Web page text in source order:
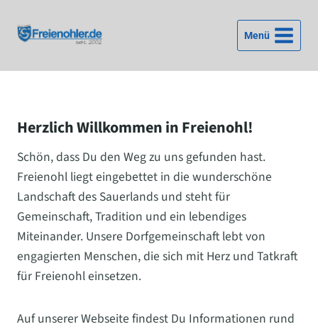
Inhalt
springen
Menü
Herzlich Willkommen in Freienohl!
Schön, dass Du den Weg zu uns gefunden hast.
Freienohl liegt eingebettet in die wunderschöne
Landschaft des Sauerlands und steht für
Gemeinschaft, Tradition und ein lebendiges
Miteinander. Unsere Dorfgemeinschaft lebt von
engagierten Menschen, die sich mit Herz und Tatkraft
für Freienohl einsetzen.
Auf unserer Webseite findest Du Informationen rund